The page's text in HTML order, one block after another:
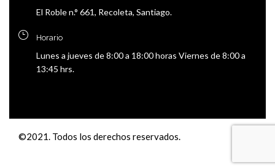
El Roble n.° 661, Recoleta, Santiago.
Horario
Lunes a jueves de 8:00 a 18:00 horas Viernes de 8:00 a
13:45 hrs.
©2021. Todos los derechos reservados.